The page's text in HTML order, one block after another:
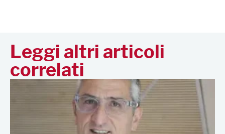
Leggi altri articoli
correlati